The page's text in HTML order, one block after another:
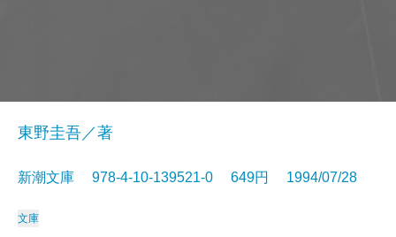
東野圭吾／著
新潮文庫 978-4-10-139521-0 649円 1994/07/28
文庫